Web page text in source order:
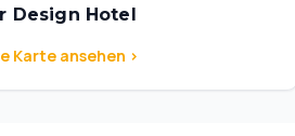
Design Hotel
Karte ansehen >